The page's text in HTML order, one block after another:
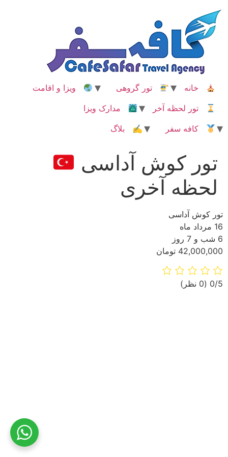
محتوا
خانه تور گروهی
ویزا و اقامت
تور لحظه آخر
مدارک ویزا
کافه سفر
✍ بلاگ
تور کوش آداسی
لحظه آخری
تور کوش آداسی
16 مرداد ماه
6 شب و 7 روز
42,000,000 تومان
‫0/5 ‫(0 نظر)